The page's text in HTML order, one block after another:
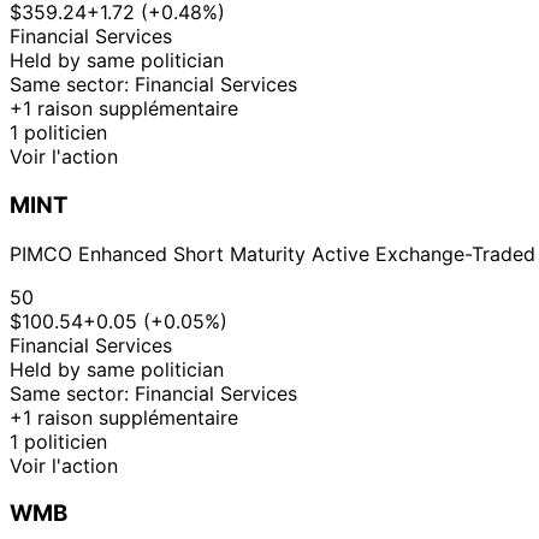
$359.24+1.72 (+0.48%)
Financial Services
Held by same politician
Same sector: Financial Services
+1 raison supplémentaire
1 politicien
Voir l'action
MINT
PIMCO Enhanced Short Maturity Active Exchange-Traded
50
$100.54+0.05 (+0.05%)
Financial Services
Held by same politician
Same sector: Financial Services
+1 raison supplémentaire
1 politicien
Voir l'action
WMB